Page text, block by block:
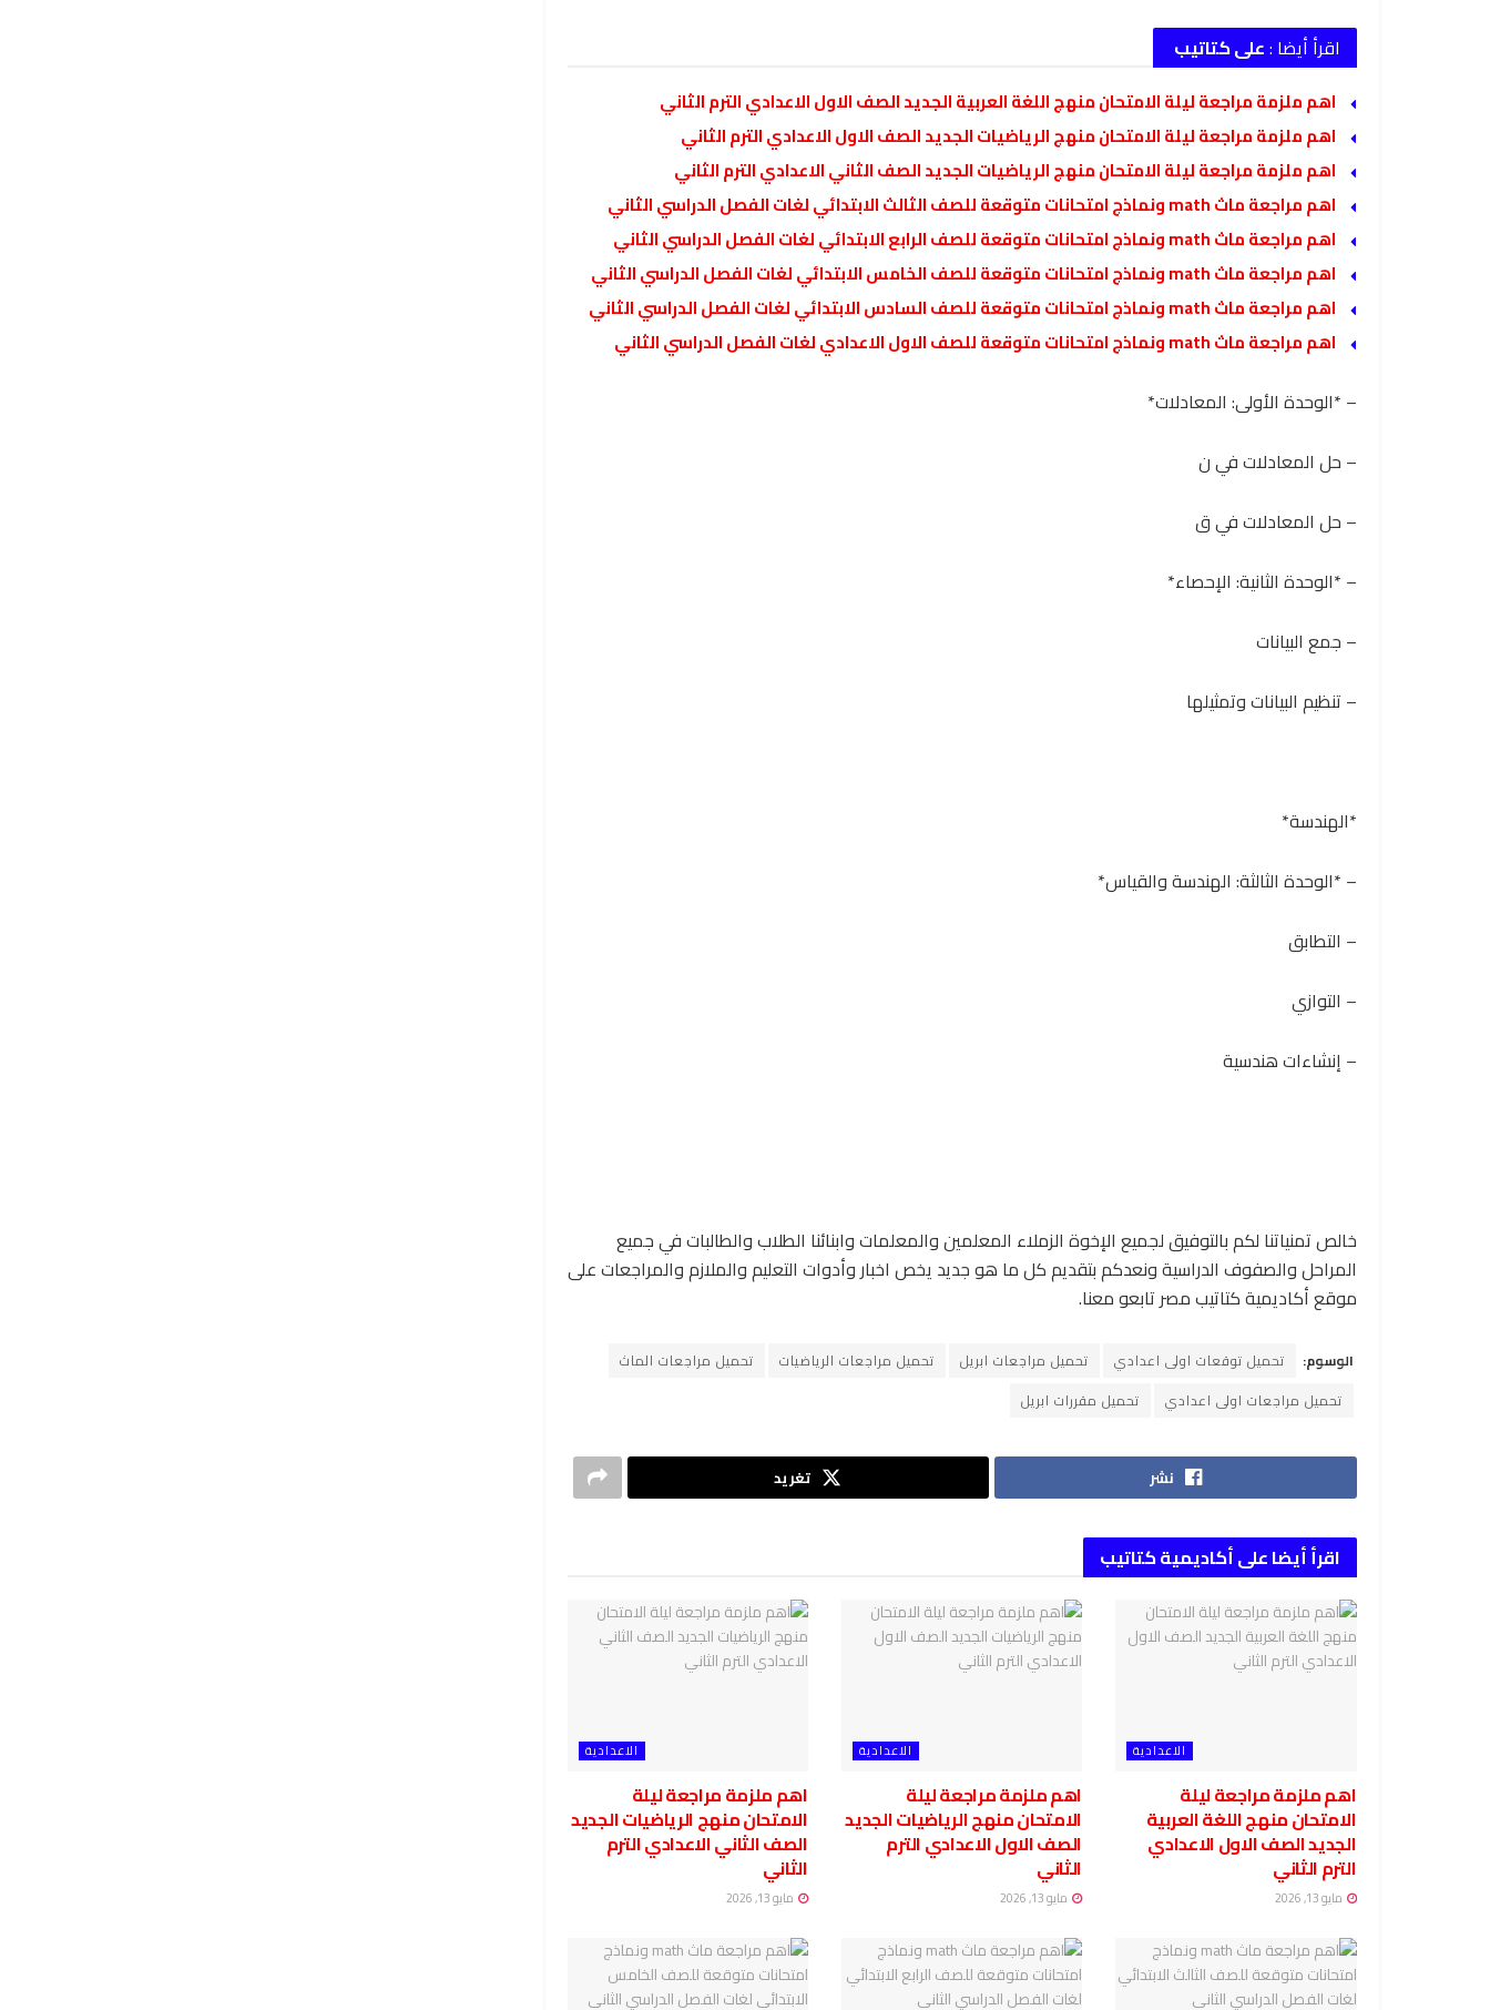
اقرأ أيضا :على كتاتيب
اهم ملزمة مراجعة ليلة الامتحان منهج اللغة العربية الجديد الصف الاول الاعدادي الترم الثاني
اهم ملزمة مراجعة ليلة الامتحان منهج الرياضيات الجديد الصف الاول الاعدادي الترم الثاني
اهم ملزمة مراجعة ليلة الامتحان منهج الرياضيات الجديد الصف الثاني الاعدادي الترم الثاني
اهم مراجعة ماث math ونماذج امتحانات متوقعة للصف الثالث الابتدائي لغات الفصل الدراسي الثاني
اهم مراجعة ماث math ونماذج امتحانات متوقعة للصف الرابع الابتدائي لغات الفصل الدراسي الثاني
اهم مراجعة ماث math ونماذج امتحانات متوقعة للصف الخامس الابتدائي لغات الفصل الدراسي الثاني
اهم مراجعة ماث math ونماذج امتحانات متوقعة للصف السادس الابتدائي لغات الفصل الدراسي الثاني
اهم مراجعة ماث math ونماذج امتحانات متوقعة للصف الاول الاعدادي لغات الفصل الدراسي الثاني
– *الوحدة الأولى: المعادلات*
– حل المعادلات في ن
– حل المعادلات في ق
– *الوحدة الثانية: الإحصاء*
– جمع البيانات
– تنظيم البيانات وتمثيلها
*الهندسة*
– *الوحدة الثالثة: الهندسة والقياس*
– التطابق
– التوازي
– إنشاءات هندسية
خالص تمنياتنا لكم بالتوفيق لجميع الإخوة الزملاء المعلمين والمعلمات وابنائنا الطلاب والطالبات في جميع
المراحل والصفوف الدراسية ونعدكم بتقديم كل ما هو جديد يخص اخبار وأدوات التعليم والملازم والمراجعات على
موقع أكاديمية كتاتيب مصر تابعو معنا.
الوسوم: تحميل توقعات اولى اعدادي تحميل مراجعات ابريل تحميل مراجعات الرياضيات
تحميل مراجعات الماث
تحميل مراجعات اولى اعدادي
تحميل مقررات ابريل
نشر تغريد
اقرأ أيضا على أكاديمية كتاتيب
الاعدادية
اهم ملزمة مراجعة ليلة
الامتحان منهج اللغة العربية
الجديد الصف الاول الاعدادي
الترم الثاني
مايو 13, 2026
الاعدادية
اهم ملزمة مراجعة ليلة
الامتحان منهج الرياضيات الجديد
الصف الاول الاعدادي الترم
الثاني
مايو 13, 2026
الاعدادية
اهم ملزمة مراجعة ليلة
الامتحان منهج الرياضيات الجديد
الصف الثاني الاعدادي الترم
الثاني
مايو 13, 2026